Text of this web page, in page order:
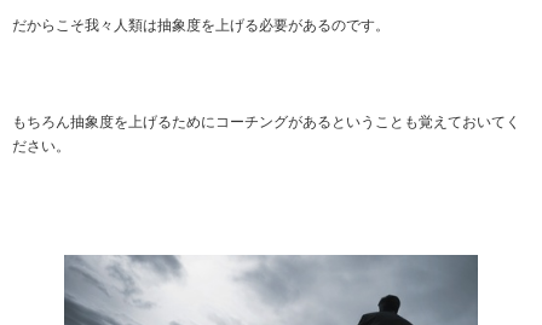
だからこそ我々人類は抽象度を上げる必要があるのです。
もちろん抽象度を上げるためにコーチングがあるということも覚えておいてく
ださい。